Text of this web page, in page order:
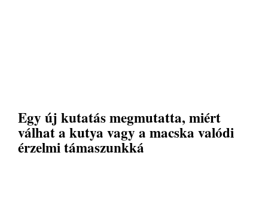
Egy új kutatás megmutatta, miért
válhat a kutya vagy a macska valódi
érzelmi támaszunkká